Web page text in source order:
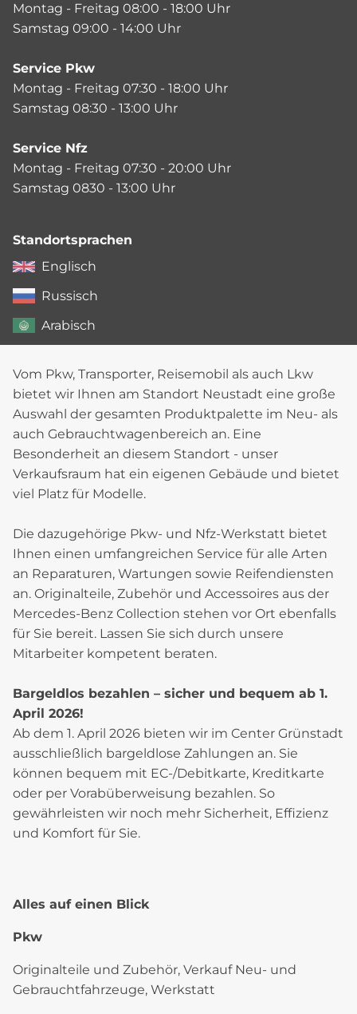
Montag - Freitag 08:00 - 18:00 Uhr
Samstag 09:00 - 14:00 Uhr
Service Pkw
Montag - Freitag 07:30 - 18:00 Uhr
Samstag 08:30 - 13:00 Uhr
Service Nfz
Montag - Freitag 07:30 - 20:00 Uhr
Samstag 0830 - 13:00 Uhr
Standortsprachen
Englisch
Russisch
Arabisch
Vom Pkw, Transporter, Reisemobil als auch Lkw
bietet wir Ihnen am Standort Neustadt eine große
Auswahl der gesamten Produktpalette im Neu- als
auch Gebrauchtwagenbereich an. Eine
Besonderheit an diesem Standort - unser
Verkaufsraum hat ein eigenen Gebäude und bietet
viel Platz für Modelle.
Die dazugehörige Pkw- und Nfz-Werkstatt bietet
Ihnen einen umfangreichen Service für alle Arten
an Reparaturen, Wartungen sowie Reifendiensten
an. Originalteile, Zubehör und Accessoires aus der
Mercedes-Benz Collection stehen vor Ort ebenfalls
für Sie bereit. Lassen Sie sich durch unsere
Mitarbeiter kompetent beraten.
Bargeldlos bezahlen – sicher und bequem ab 1.
April 2026!
Ab dem 1. April 2026 bieten wir im Center Grünstadt
ausschließlich bargeldlose Zahlungen an. Sie
können bequem mit EC-/Debitkarte, Kreditkarte
oder per Vorabüberweisung bezahlen. So
gewährleisten wir noch mehr Sicherheit, Effizienz
und Komfort für Sie.
Alles auf einen Blick
Pkw
Originalteile und Zubehör, Verkauf Neu- und
Gebrauchtfahrzeuge, Werkstatt